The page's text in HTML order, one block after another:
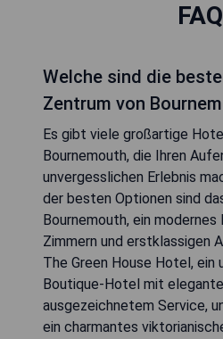
FAQ
Welche sind die
Zentrum von
Es gibt viele großartige
Bournemouth, die Ihren
unvergesslichen Erlebnis
der besten Optionen sind
Bournemouth, ein
Zimmern und erstklassigen
The Green House Hotel,
Boutique-Hotel mit
ausgezeichnetem Service,
ein charmantes